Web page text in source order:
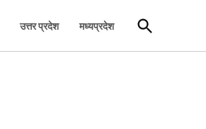
उत्तर प्रदेश मध्यप्रदेश
Open
Search